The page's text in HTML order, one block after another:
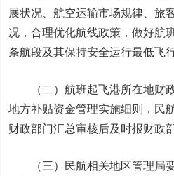
展状况、航空运输市场规律、旅
况，合理优化航线政策，做好航
条航段及其保持安全运行最低飞
（二）航班起飞港所在地财政
地方补贴资金管理实施细则，民
财政部门汇总审核后及时报财政
（三）民航相关地区管理局要